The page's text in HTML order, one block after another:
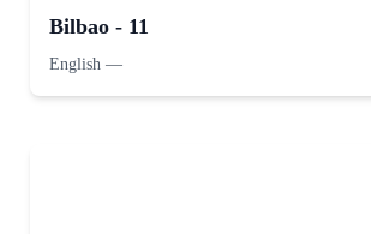
Bilbao - 11
English —